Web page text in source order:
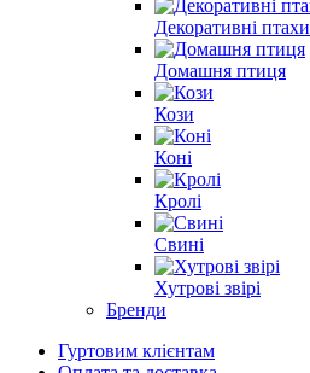
Декоративні птахи
Домашня птиця
Кози
Коні
Кролі
Свині
Хутрові звірі
Бренди
Гуртовим клієнтам